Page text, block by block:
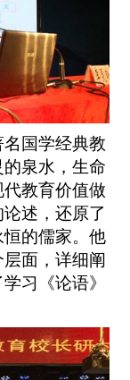
国学经典教
泉水，生命
教育价值做
述，还原了
的儒家。他
面，详细阐
习《论语》